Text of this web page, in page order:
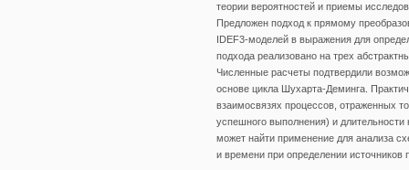
теории вероятностей и приемы
Предложен подход к прямому
IDEF3-моделей в выражения для
подхода реализовано на трех
Численные расчеты подтвердили
основе цикла Шухарта-Деминга.
взаимосвязях процессов, отраженных
успешного выполнения) и длительности
может найти применение для анализа
и времени при определении